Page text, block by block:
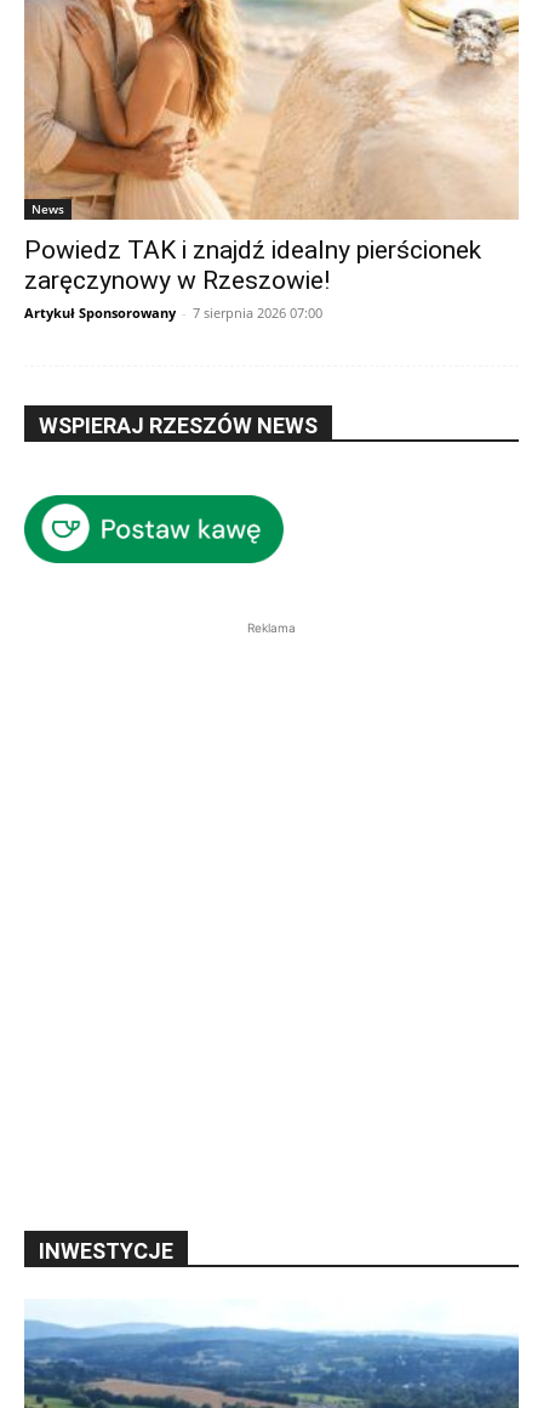
News
Powiedz TAK i znajdź idealny pierścionek
zaręczynowy w Rzeszowie!
Artykuł Sponsorowany - 7 sierpnia 2026 07:00
WSPIERAJ RZESZÓW NEWS
Reklama
INWESTYCJE